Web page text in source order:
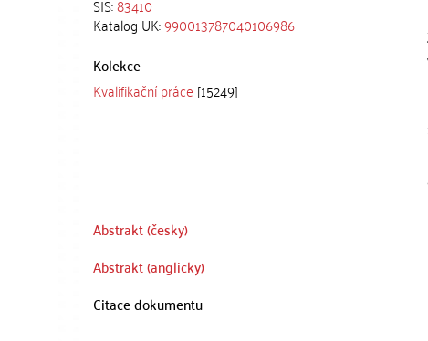
SIS:83410
Katalog UK:990013787040106986
Kolekce
Kvalifikační práce [15249]
Abstrakt (česky)
Abstrakt (anglicky)
Citace dokumentu